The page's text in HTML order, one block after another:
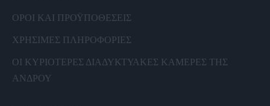
ΟΡΟΙ ΚΑΙ ΠΡΟΫΠΟΘΕΣΕΙΣ
ΧΡΗΣΙΜΕΣ ΠΛΗΡΟΦΟΡΙΕΣ
ΟΙ ΚΥΡΙΟΤΕΡΕΣ ΔΙΑΔΥΚΤΥΑΚΕΣ ΚΑΜΕΡΕΣ ΤΗΣ
ΑΝΔΡΟΥ